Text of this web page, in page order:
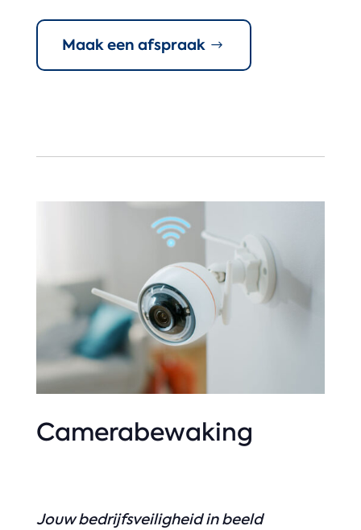
Maak een afspraak
Camerabewaking
Jouw bedrijfsveiligheid in beeld